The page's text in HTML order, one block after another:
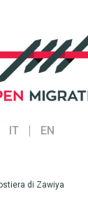
IT EN
di Zawiya